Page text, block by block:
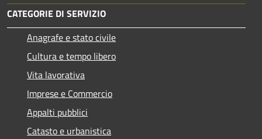
CATEGORIE DI SERVIZIO
Anagrafe e stato civile
Cultura e tempo libero
Vita lavorativa
Imprese e Commercio
Appalti pubblici
Catasto e urbanistica